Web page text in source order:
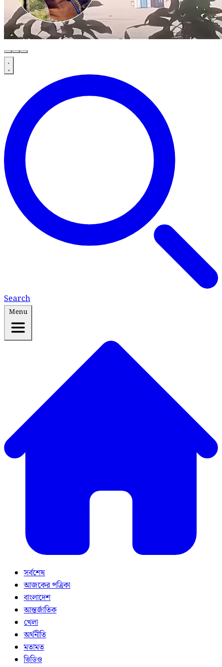
Search
Menu
সর্বশেষ
আজকের পত্রিকা
বাংলাদেশ
আন্তর্জাতিক
খেলা
অর্থনীতি
মতামত
ভিডিও